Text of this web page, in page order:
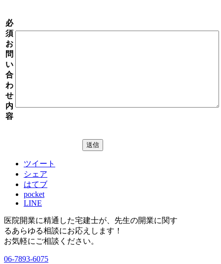
必
須
お
問
い
合
わ
せ
内
容
ツイート
シェア
はてブ
pocket
LINE
医院開業に精通した宅建士が、 先生の開業に関す
るあらゆる相談にお応えします！
お気軽にご相談ください。
06-7893-6075